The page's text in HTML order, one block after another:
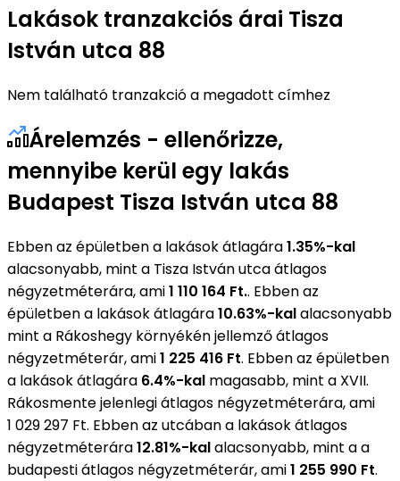
Lakások tranzakciós árai Tisza
István utca 88
Nem található tranzakció a megadott címhez
Árelemzés - ellenőrizze,
mennyibe kerül egy lakás
Budapest Tisza István utca 88
Ebben az épületben a lakások átlagára1.35%-kal
alacsonyabb, mint a Tisza István utca átlagos
négyzetméterára, ami1 110 164 Ft.. Ebben az
épületben a lakások átlagára10.63%-kalalacsonyabb
mint a Rákoshegy környékén jellemző átlagos
négyzetméterár, ami1 225 416 Ft. Ebben az épületben
a lakások átlagára 6.4%-kal magasabb, mint a XVII.
Rákosmente jelenlegi átlagos négyzetméterára, ami
1 029 297 Ft. Ebben az utcában a lakások átlagos
négyzetméterára12.81%-kalalacsonyabb, mint a a
budapesti átlagos négyzetméterár, ami1 255 990 Ft.